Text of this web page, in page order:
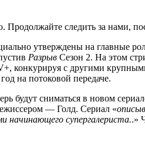
Продолжайте следить за нами,
утверждены на главные
Разрыв Сезон 2. На этом
конкурируя с другими
на потоковой передаче.
будут сниматься в новом
— Голд. Сериал «
начинающего супергалериста..»